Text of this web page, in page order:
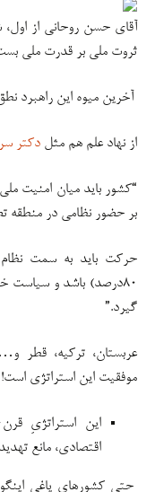
آقای حسن روحانی از اول،
ثروت ملی بر قدرت ملی
آخرین میوه این راهبرد
از نهاد علم هم مثل دکتر
“کشور باید میان امنیت
بر حضور نظامی در منطقه
حرکت باید به سمت
۸۰درصد) باشد و سیاست
گیرد.”
عربستان، ترکیه، قطر
موفقیت این استراتژی است!
اقتصادی، مانع
حتی کشورهای یاغی